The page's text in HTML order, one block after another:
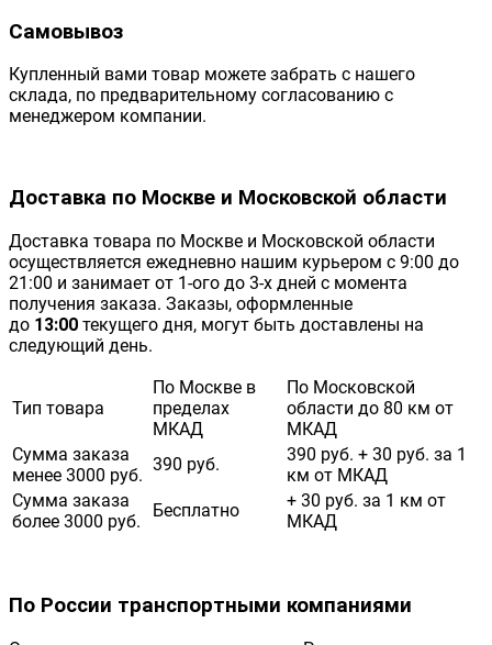
Самовывоз
Купленный вами товар можете забрать с нашего
склада, по предварительному согласованию с
менеджером компании.
Доставка по Москве и Московской области
Доставка товара по Москве и Московской области
осуществляется ежедневно нашим курьером с 9:00 до
21:00 и занимает от 1-ого до 3-х дней с момента
получения заказа. Заказы, оформленные
до 13:00 текущего дня, могут быть доставлены на
следующий день.
Тип товара
По Москве в
пределах
МКАД
По Московской
области до 80 км от
МКАД
Сумма заказа
менее 3000 руб.
390 руб.
390 руб. + 30 руб. за 1
км от МКАД
Сумма заказа
более 3000 руб.
Бесплатно
+ 30 руб. за 1 км от
МКАД
По России транспортными компаниями